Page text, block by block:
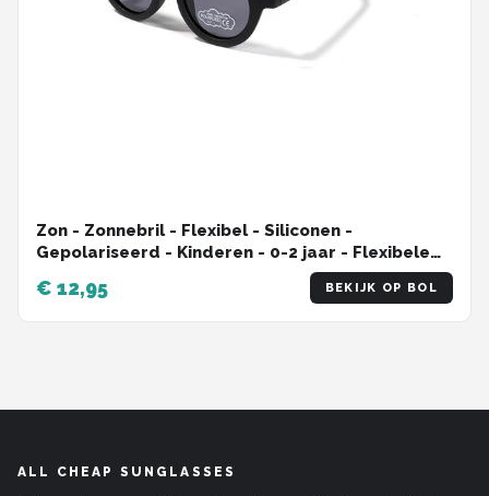
Zon - Zonnebril - Flexibel - Siliconen -
Gepolariseerd - Kinderen - 0-2 jaar - Flexibele
€ 12,95 BEKIJK OP BOL
ALL CHEAP SUNGLASSES